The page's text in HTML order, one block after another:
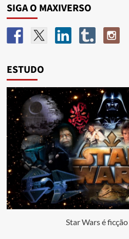
SIGA O MAXIVERSO
ESTUDO
Star Wars é